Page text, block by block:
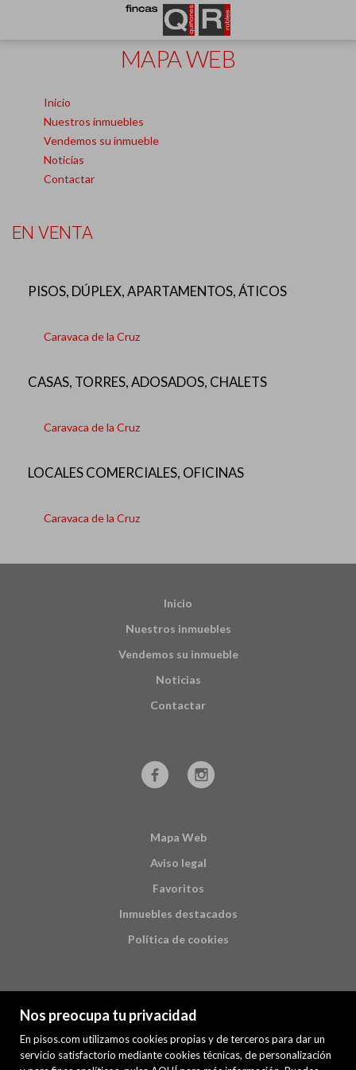
Nos preocupa tu privacidad
En pisos.com utilizamos cookies propias y de terceros para dar un
servicio satisfactorio mediante cookies técnicas, de personalización
MAPA WEB
Inicio
Nuestros inmuebles
Vendemos su inmueble
Noticias
Contactar
EN VENTA
PISOS, DÚPLEX, APARTAMENTOS, ÁTICOS
Caravaca de la Cruz
CASAS, TORRES, ADOSADOS, CHALETS
Caravaca de la Cruz
LOCALES COMERCIALES, OFICINAS
Caravaca de la Cruz
Inicio
Nuestros inmuebles
Vendemos su inmueble
Noticias
Contactar
Mapa Web
Aviso legal
Favoritos
Inmuebles destacados
Política de cookies